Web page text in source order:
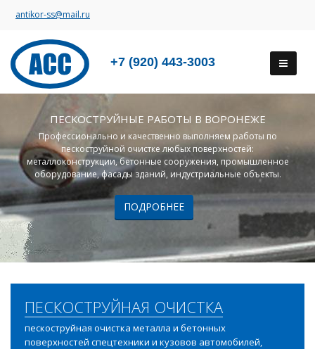
antikor-ss@mail.ru
+7 (920) 443-3003
ПЕСКОСТРУЙНЫЕ РАБОТЫ В ВОРОНЕЖЕ
Профессионально и качественно выполняем работы по
пескоструйной очистке любых поверхностей:
металлоконструкции, бетонные сооружения, промышленное
оборудование, фасады зданий, индустриальные объекты.
ПОДРОБНЕЕ
ПЕСКОСТРУЙНАЯ ОЧИСТКА
пескоструйная очистка металла и бетонных
поверхностей спецтехники и кузовов автомобилей,